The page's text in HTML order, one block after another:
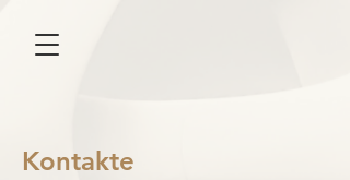
Kontakte